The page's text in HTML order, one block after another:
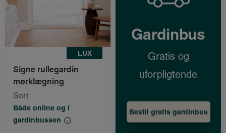
LUX
Signe rullegardin
mørklægning
Sort
Både online og i
gardinbussen
Gardinbus
Gratis og
uforpligtende
Bestil gratis gardinbus